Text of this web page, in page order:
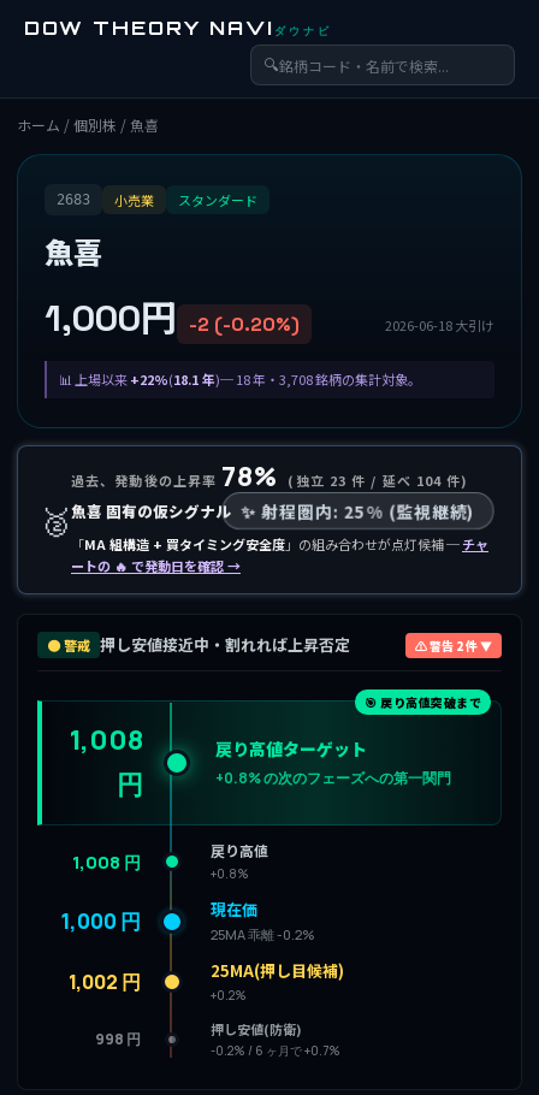
DOW THEORY NAVI ダウナビ
🔍
ホーム /個別株 / 魚喜
2683 小売業 スタンダード
魚喜
1,000円 -2 (-0.20%) 2026-06-18 大引け
上場以来+22%(18.1 年)─ 18 年・3,708 銘柄の集計対象。
🥈
過去、発動後の上昇率 78% (独立 23 件 / 延べ 104 件)
魚喜 固有の仮シグナル ✨ 射程圏内: 25% (監視継続)
「MA 組構造 + 買タイミング安全度」の組み合わせが点灯候補 ─チャ
ートの 🔥 で発動日を確認 →
🟠 警戒 押し安値接近中・割れれば上昇否定 ⚠ 警告 2 件 ▼
🎯 戻り高値突破まで
1,008
円
戻り高値ターゲット
+0.8% の次のフェーズへの第一関門
1,008 円 戻り高値
+0.8%
1,000 円 現在価
25MA 乖離 -0.2%
1,002 円 25MA(押し目候補)
+0.2%
998 円 押し安値(防衛)
-0.2% / 6 ヶ月で +0.7%